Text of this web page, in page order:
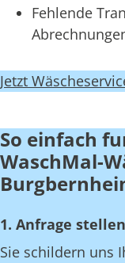
Fehlende
Jetzt
So einfach
WaschMal-
1. Anfrage stellen
Sie schildern uns